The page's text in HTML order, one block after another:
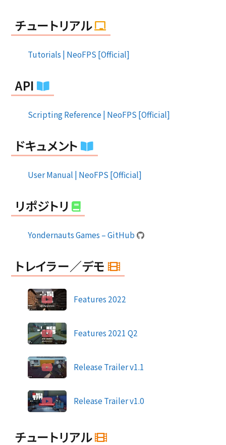
チュートリアル
Tutorials | NeoFPS [Official]
API
Scripting Reference | NeoFPS [Official]
ドキュメント
User Manual | NeoFPS [Official]
リポジトリ
Yondernauts Games – GitHub
トレイラー／デモ
Features 2022
Features 2021 Q2
Release Trailer v1.1
Release Trailer v1.0
チュートリアル